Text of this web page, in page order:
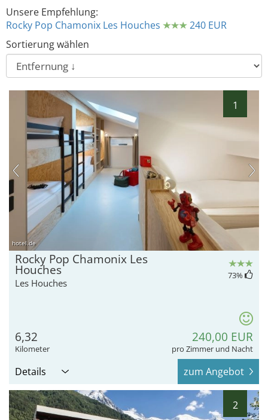
Unsere Empfehlung:
Rocky Pop Chamonix Les Houches
240 EUR
Sortierung wählen
1
hotel.de
Rocky Pop Chamonix Les
Houches
Les Houches
73%
6,32
Kilometer
240,00 EUR
pro Zimmer und Nacht
Details zum Angebot
2